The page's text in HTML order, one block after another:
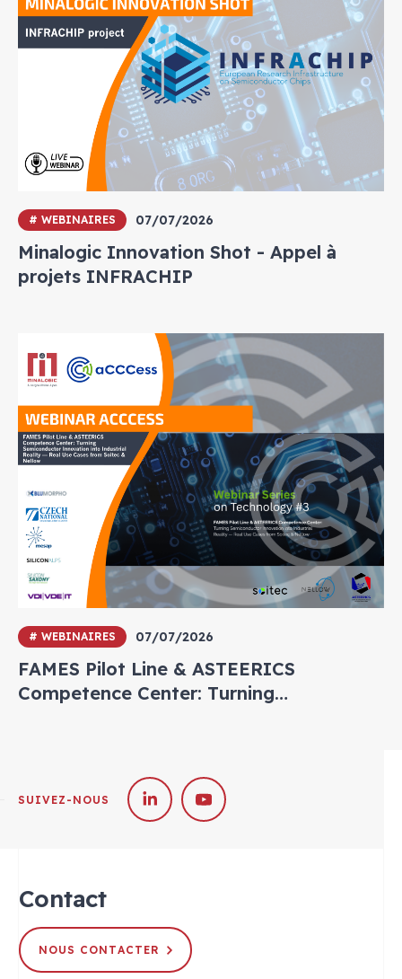
# WEBINAIRES 07/07/2026
Minalogic Innovation Shot - Appel à
projets INFRACHIP
# WEBINAIRES 07/07/2026
FAMES Pilot Line & ASTEERICS
Competence Center: Turning
SUIVEZ-NOUS
Contact
NOUS CONTACTER